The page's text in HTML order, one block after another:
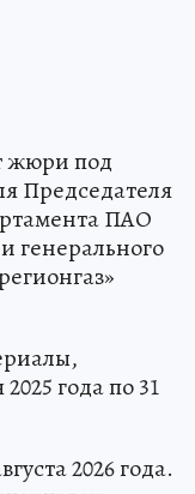
сетях и
жюри под
Председателя
ПАО
года по 31